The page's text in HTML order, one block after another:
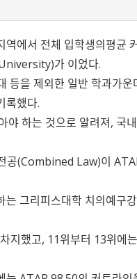
에서 전체 입학생의평균
가 이었다.
을 제외한 일반 학과가
록했다.
하는 것으로 알려져, 국
공(Combined Law)이
그리피스대학 치의예구
지했고, 11위부터 13위에